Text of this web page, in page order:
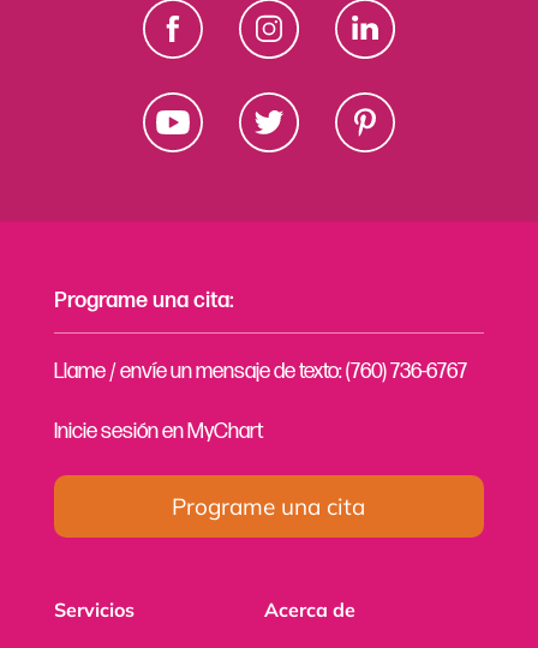
Programe una cita:
Llame / envíe un mensaje de texto: (760) 736-6767
Inicie sesión en MyChart
Programe una cita
Servicios Acerca de